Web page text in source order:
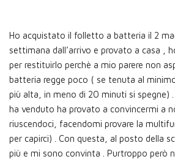
Ho acquistato il folletto a batteria il 2
settimana dall’arrivo e provato a casa ,
per restituirlo perchè a mio parere non
batteria regge poco ( se tenuta al
più alta, in meno di 20 minuti si spegne)
ha venduto ha provato a convincermi a
riuscendoci, facendomi provare la
per capirci) . Con questa, al posto della
più e mi sono convinta . Purtroppo però